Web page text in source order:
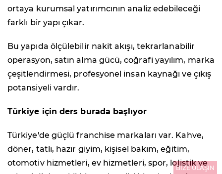
ortaya kurumsal yatırımcının analiz edebileceği
farklı bir yapı çıkar.
Bu yapıda ölçülebilir nakit akışı, tekrarlanabilir
operasyon, satın alma gücü, coğrafi yayılım, marka
çeşitlendirmesi, profesyonel insan kaynağı ve çıkış
potansiyeli vardır.
Türkiye için ders burada başlıyor
Türkiye'de güçlü franchise markaları var. Kahve,
döner, tatlı, hazır giyim, kişisel bakım, eğitim,
otomotiv hizmetleri, ev hizmetleri, spor, lojistik ve
BİZE ULAŞIN